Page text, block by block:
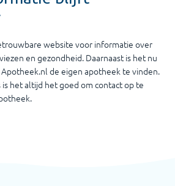
website voor informatie over
en gezondheid. Daarnaast is het nu
de eigen apotheek te vinden.
het altijd het goed om contact op te